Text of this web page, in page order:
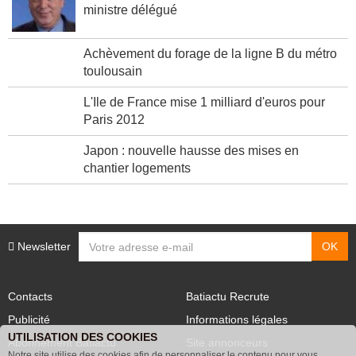
ministre délégué
Achèvement du forage de la ligne B du métro
toulousain
L'Ile de France mise 1 milliard d'euros pour
Paris 2012
Japon : nouvelle hausse des mises en
chantier logements
Newsletter
Contacts
Publicité
Abonnement Batiactu
Batiactu Recrute
Informations légales
UTILISATION DES COOKIES